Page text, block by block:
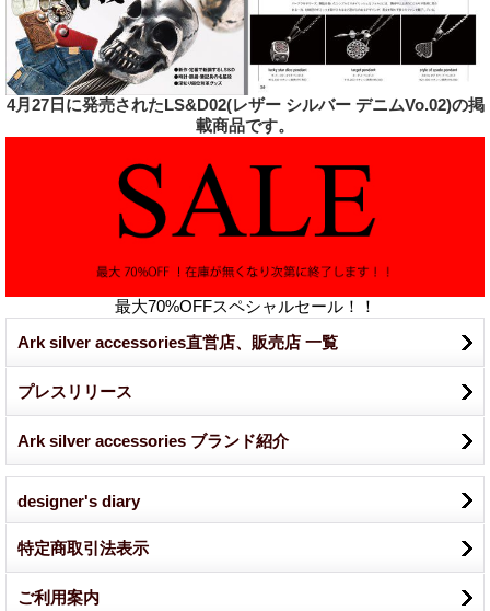
4月27日に発売されたLS&D02(レザー シルバー デニムVo.02)の掲
載商品です。
最大70%OFFスペシャルセール！！
Ark silver accessories直営店、販売店 一覧
プレスリリース
Ark silver accessories ブランド紹介
designer's diary
特定商取引法表示
ご利用案内